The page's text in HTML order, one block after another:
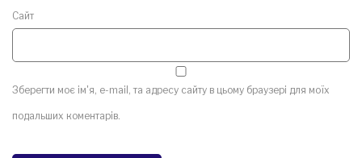
Сайт
Зберегти моє ім'я, e-mail, та адресу сайту в цьому браузері для моїх
подальших коментарів.